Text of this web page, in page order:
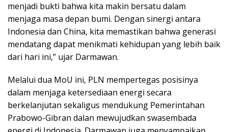
menjadi bukti bahwa kita makin bersatu dalam
menjaga masa depan bumi. Dengan sinergi antara
Indonesia dan China, kita memastikan bahwa generasi
mendatang dapat menikmati kehidupan yang lebih baik
dari hari ini,” ujar Darmawan.
Melalui dua MoU ini, PLN mempertegas posisinya
dalam menjaga ketersediaan energi secara
berkelanjutan sekaligus mendukung Pemerintahan
Prabowo-Gibran dalan mewujudkan swasembada